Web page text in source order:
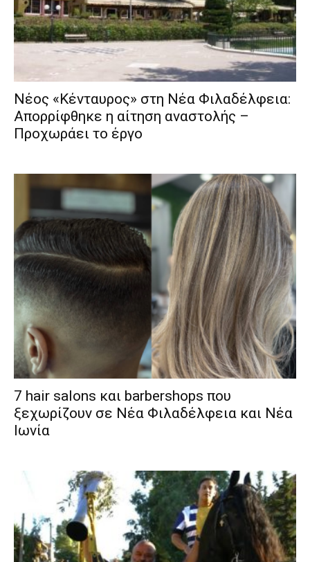
Νέος «Κένταυρος» στη Νέα Φιλαδέλφεια:
Απορρίφθηκε η αίτηση αναστολής –
Προχωράει το έργο
7 hair salons και barbershops που
ξεχωρίζουν σε Νέα Φιλαδέλφεια και Νέα
Ιωνία